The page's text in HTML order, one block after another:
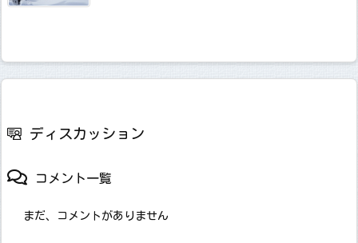
ディスカッション
コメント一覧
まだ、コメントがありません